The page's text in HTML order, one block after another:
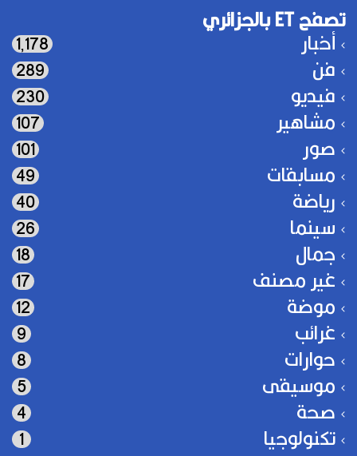
تصفح ET بالجزائري
أخبار 1٬178
فن 289
فيديو 230
مشاهير 107
صور 101
مسابقات 49
رياضة 40
سينما 26
جمال 18
غير مصنف 17
موضة 12
غرائب 9
حوارات 8
موسيقى 5
صحة 4
تكنولوجيا 1